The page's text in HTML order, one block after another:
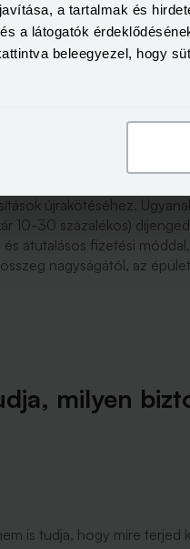
a tartalmak és
a látogatók
beleegyezel, hogy
hosszadalmasabb
aktivitása is igen változó a
Alkusz Zrt.
ajánlatot kell bekérni a
és össze kell hívni a
a
újrakötéséhez.
10-30 százalékos)
és átutalásos fizetési
nagyságától, az
milyen
is tudja, hogy mire terjed